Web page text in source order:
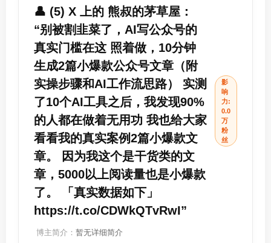
👤 (5) X 上的 熊叔的茅草屋：
“别被割韭菜了，AI写公众号的
真实门槛在这 照着做，10分钟
生成2篇小爆款公众号文章（附
实操步骤和AI工作流思路） 实测
了10个AI工具之后，我发现90%
的人都在做着无用功 我也给大家
看看我的真实案例2篇小爆款文
章。 因为我这个是干货类的文
章，5000以上阅读量也是小爆款
了。 「真实数据如下」
https://t.co/CDWkQTvRwI”
影
响
力:
0.0
万
粉
丝
博主简介： 暂无详细简介